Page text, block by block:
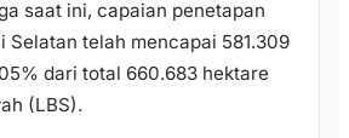
saat ini, capaian penetapan
Selatan telah mencapai 581.309
dari total 660.683 hektare
(LBS).